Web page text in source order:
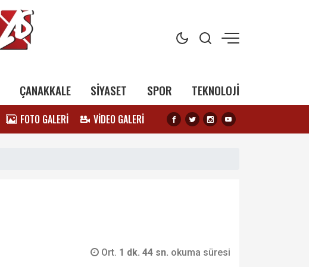
ÇANAKKALE SİYASET SPOR TEKNOLOJİ
FOTO GALERİ VİDEO GALERİ
Ort. 1 dk. 44 sn. okuma süresi